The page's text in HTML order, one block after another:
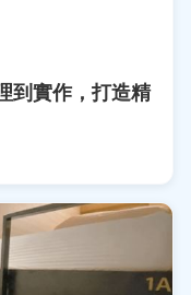
到實作，打造精